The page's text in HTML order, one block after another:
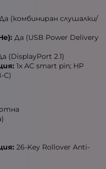
(комбиниран слушалки/
Да (USB Power Delivery
(DisplayPort 2.1)
1x AC smart pin; HP
C)
26-Key Rollover Anti-